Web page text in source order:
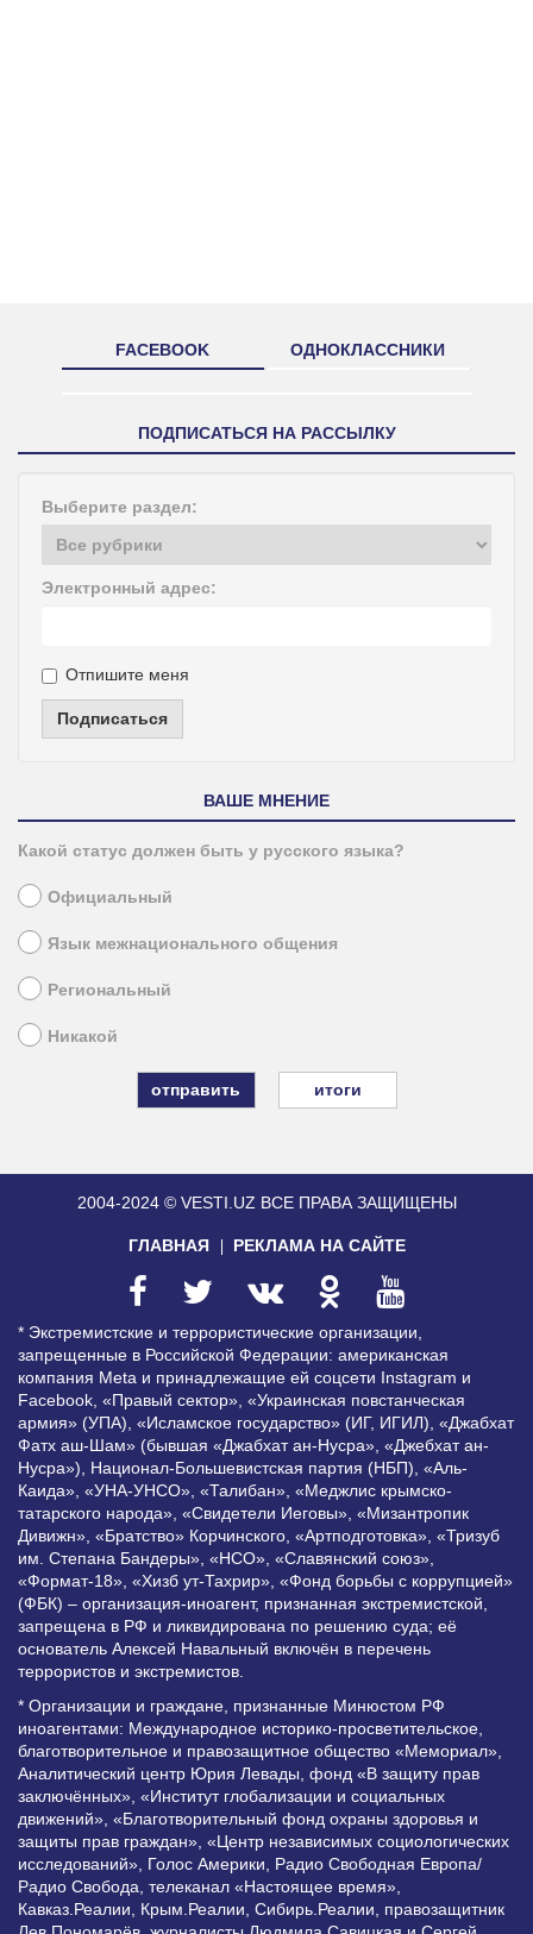
FACEBOOK ОДНОКЛАССНИКИ
ПОДПИСАТЬСЯ НА РАССЫЛКУ
Выберите раздел:
Электронный адрес:
Отпишите меня
Подписаться
ВАШЕ МНЕНИЕ
Какой статус должен быть у русского языка?
Официальный
Язык межнационального общения
Региональный
Никакой
итоги
2004-2024 © VESTI.UZ ВСЕ ПРАВА ЗАЩИЩЕНЫ
ГЛАВНАЯ РЕКЛАМА НА САЙТЕ
* Экстремистские и террористические организации,
запрещенные в Российской Федерации: американская
компания Meta и принадлежащие ей соцсети Instagram и
Facebook, «Правый сектор», «Украинская повстанческая
армия» (УПА), «Исламское государство» (ИГ, ИГИЛ), «Джабхат
Фатх аш-Шам» (бывшая «Джабхат ан-Нусра», «Джебхат ан-
Нусра»), Национал-Большевистская партия (НБП), «Аль-
Каида», «УНА-УНСО», «Талибан», «Меджлис крымско-
татарского народа», «Свидетели Иеговы», «Мизантропик
Дивижн», «Братство» Корчинского, «Артподготовка», «Тризуб
им. Степана Бандеры», «НСО», «Славянский союз»,
«Формат-18», «Хизб ут-Тахрир», «Фонд борьбы с коррупцией»
(ФБК) – организация-иноагент, признанная экстремистской,
запрещена в РФ и ликвидирована по решению суда; её
основатель Алексей Навальный включён в перечень
террористов и экстремистов.
* Организации и граждане, признанные Минюстом РФ
иноагентами: Международное историко-просветительское,
благотворительное и правозащитное общество «Мемориал»,
Аналитический центр Юрия Левады, фонд «В защиту прав
заключённых», «Институт глобализации и социальных
движений», «Благотворительный фонд охраны здоровья и
защиты прав граждан», «Центр независимых социологических
исследований», Голос Америки, Радио Свободная Европа/
Радио Свобода, телеканал «Настоящее время»,
Кавказ.Реалии, Крым.Реалии, Сибирь.Реалии, правозащитник